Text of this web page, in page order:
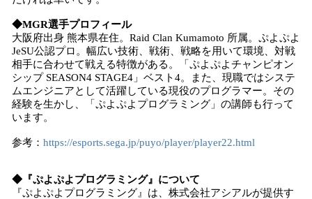
◆MGR選手プロフィール
大阪府出身 熊本県在住。Raid Clan Kumamoto 所属。ぷよぷよ
JeSU公認プロ。幅広い技術、戦術、戦略を用いて環境、対戦
相手に合わせて戦える特徴がある。「ぷよぷよチャンピオン
シップ SEASON4 STAGE4」ベスト4。また、現職ではシステ
ムエンジニアとして活躍している現役のプログラマー。その
経験を生かし、「ぷよぷよプログラミング」の講師も行って
います。
参考： https://esports.sega.jp/puyo/player/player22.html
◆『ぷよぷよプログラミング』について
『ぷよぷよプログラミング』は、株式会社アシアルが提供す